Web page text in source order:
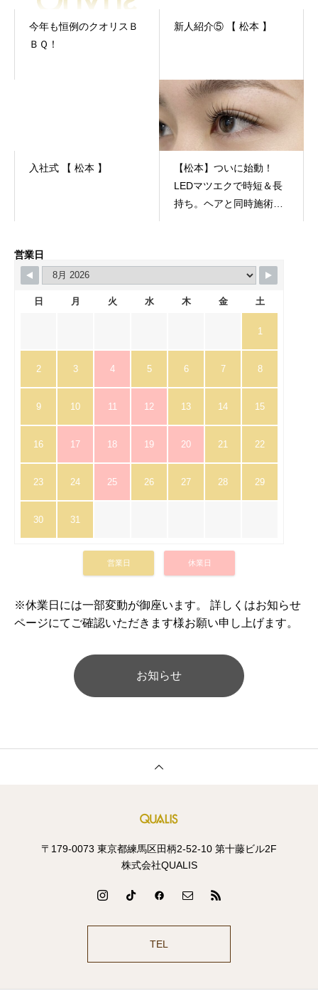
今年も恒例のクオリスＢ
ＢＱ！
新人紹介⑤ 【 松本 】
入社式 【 松本 】
【松本】ついに始動！
LEDマツエクで時短＆長
持ち。ヘアと同時施術が
営業日
日 月 火 水 木 金 土
1
2 3 4 5 6 7 8
9 10 11 12 13 14 15
16 17 18 19 20 21 22
23 24 25 26 27 28 29
30 31
営業日 休業日
※休業日には一部変動が御座います。 詳しくはお知らせ
ページにてご確認いただきます様お願い申し上げます。
お知らせ
〒179-0073 東京都練馬区田柄2-52-10 第十藤ビル2F
株式会社QUALIS
TEL